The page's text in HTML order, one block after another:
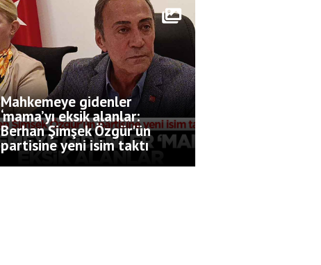
Mahkemeye gidenler
‘mama’yı eksik alanlar:
Berhan Şimşek Özgür'ün
partisine yeni isim taktı